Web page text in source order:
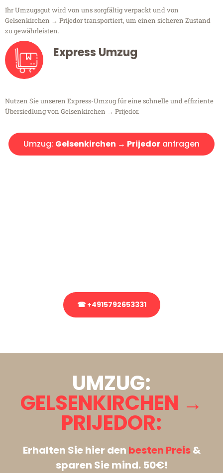
Ihr Umzugsgut wird von uns sorgfältig verpackt und von
Gelsenkirchen → Prijedor transportiert, um einen sicheren Zustand
zu gewährleisten.
Express Umzug
Nutzen Sie unseren Express-Umzug für eine schnelle und effiziente
Übersiedlung von Gelsenkirchen → Prijedor.
Umzug: Gelsenkirchen → Prijedor anfragen
☎ +4915792653331
UMZUG:
GELSENKIRCHEN →
PRIJEDOR:
Erhalten Sie hier den besten Preis&
sparen Sie mind. 50€!